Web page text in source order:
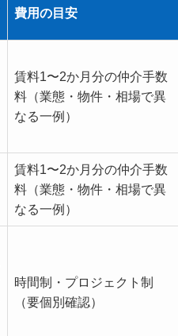
費用の目安
賃料1〜2か月分の仲介手数
料（業態・物件・相場で異
なる一例）
賃料1〜2か月分の仲介手数
料（業態・物件・相場で異
なる一例）
時間制・プロジェクト制
（要個別確認）